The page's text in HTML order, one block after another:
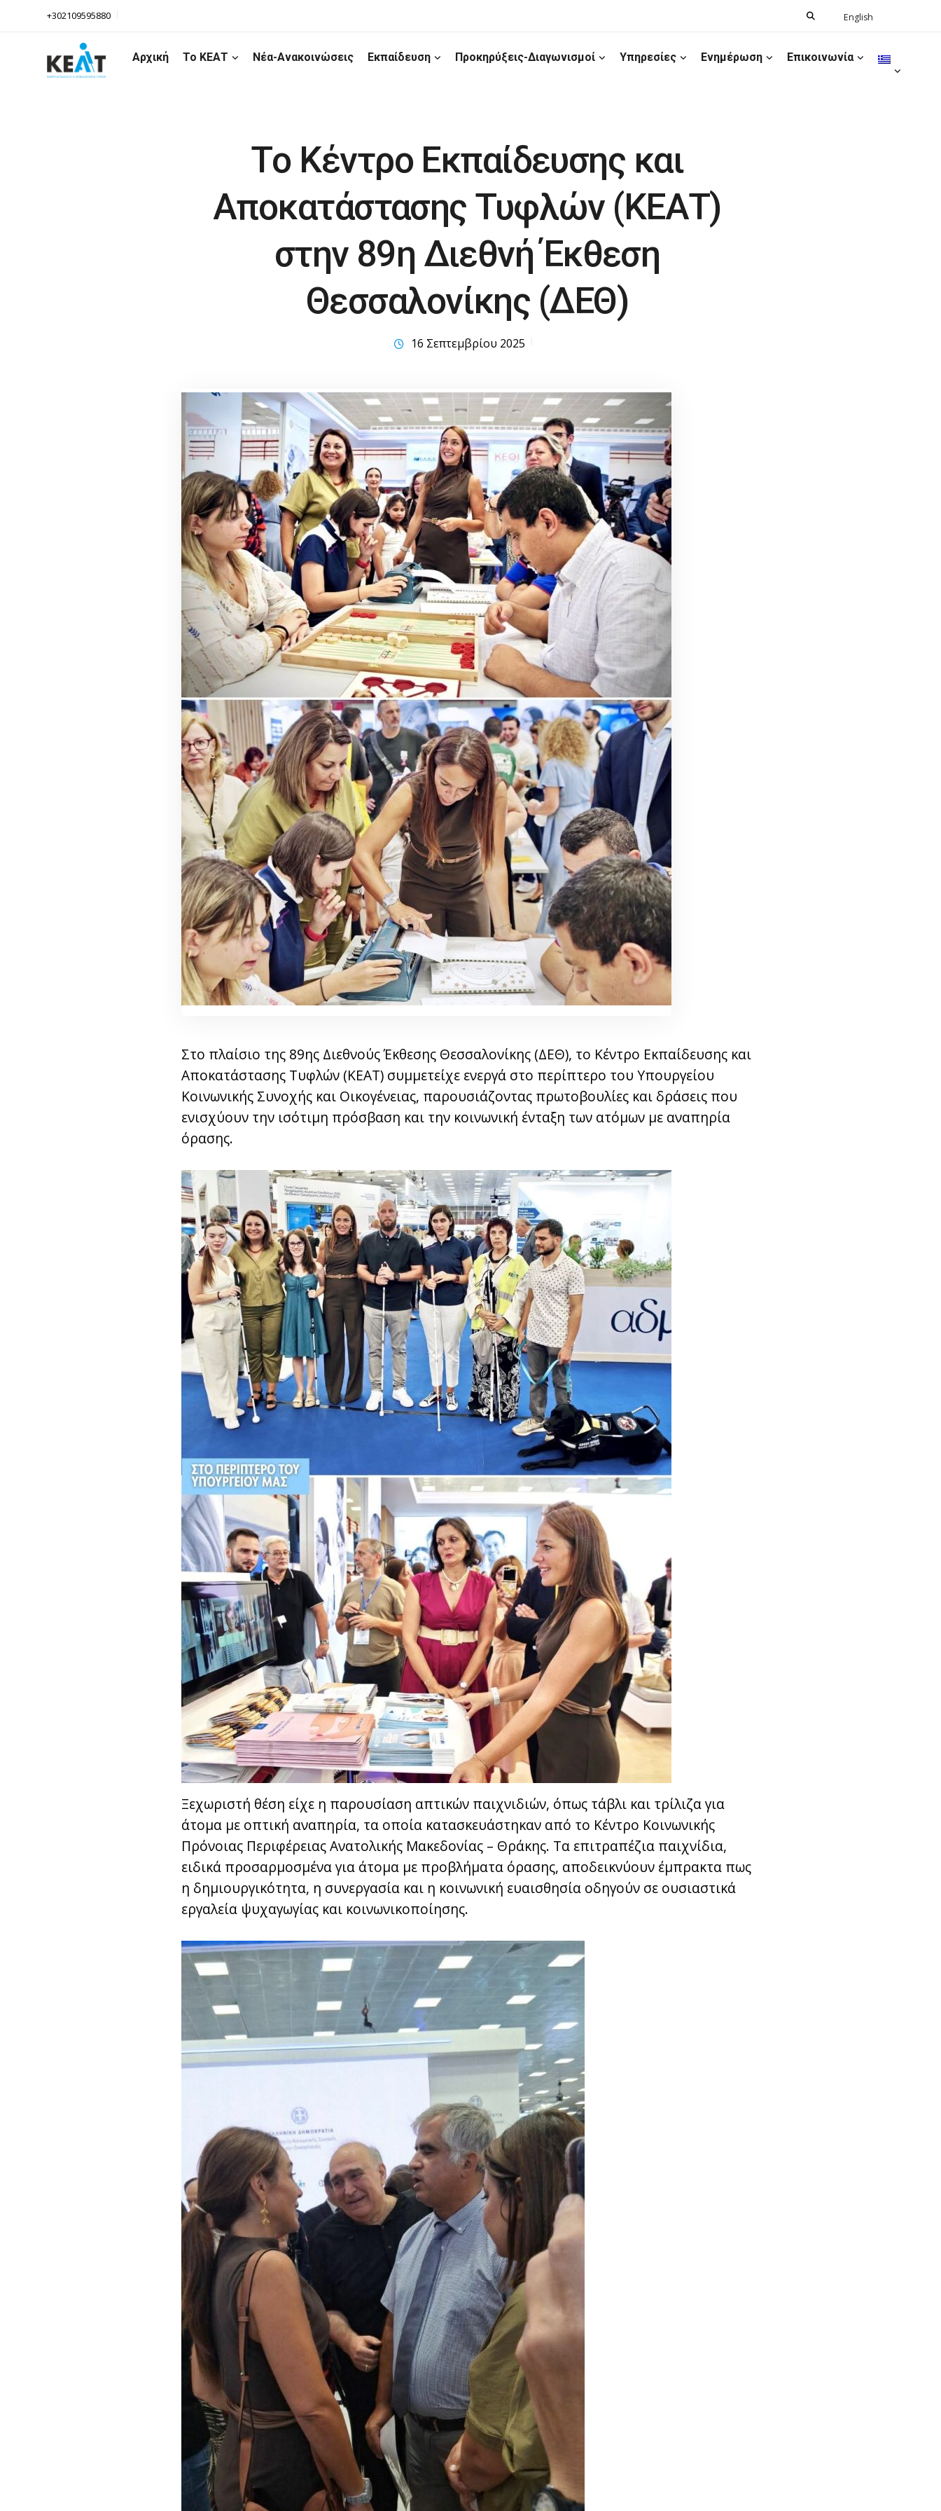
SearchEnglish
+302109595880
Αρχική Το ΚΕΑΤ Νέα-Ανακοινώσεις Εκπαίδευση Προκηρύξεις-Διαγωνισμοί Υπηρεσίες Ενημέρωση Επικοινωνία
Tο Κέντρο Εκπαίδευσης και
Αποκατάστασης Τυφλών (ΚΕΑΤ)
στην 89η Διεθνή Έκθεση
Θεσσαλονίκης (ΔΕΘ)
16 Σεπτεμβρίου 2025
Στο πλαίσιο της 89ης Διεθνούς Έκθεσης Θεσσαλονίκης (ΔΕΘ), το Κέντρο Εκπαίδευσης και
Αποκατάστασης Τυφλών (ΚΕΑΤ) συμμετείχε ενεργά στο περίπτερο του Υπουργείου
Κοινωνικής Συνοχής και Οικογένειας, παρουσιάζοντας πρωτοβουλίες και δράσεις που
ενισχύουν την ισότιμη πρόσβαση και την κοινωνική ένταξη των ατόμων με αναπηρία
όρασης.
Ξεχωριστή θέση είχε η παρουσίαση απτικών παιχνιδιών, όπως τάβλι και τρίλιζα για
άτομα με οπτική αναπηρία, τα οποία κατασκευάστηκαν από το Κέντρο Κοινωνικής
Πρόνοιας Περιφέρειας Ανατολικής Μακεδονίας – Θράκης. Τα επιτραπέζια παιχνίδια,
ειδικά προσαρμοσμένα για άτομα με προβλήματα όρασης, αποδεικνύουν έμπρακτα πως
η δημιουργικότητα, η συνεργασία και η κοινωνική ευαισθησία οδηγούν σε ουσιαστικά
εργαλεία ψυχαγωγίας και κοινωνικοποίησης.